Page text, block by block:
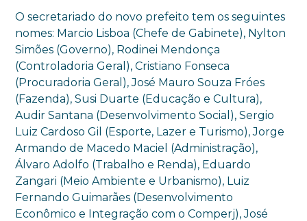
O secretariado do novo prefeito tem os seguintes
nomes: Marcio Lisboa (Chefe de Gabinete), Nylton
Simões (Governo), Rodinei Mendonça
(Controladoria Geral), Cristiano Fonseca
(Procuradoria Geral), José Mauro Souza Fróes
(Fazenda), Susi Duarte (Educação e Cultura),
Audir Santana (Desenvolvimento Social), Sergio
Luiz Cardoso Gil (Esporte, Lazer e Turismo), Jorge
Armando de Macedo Maciel (Administração),
Álvaro Adolfo (Trabalho e Renda), Eduardo
Zangari (Meio Ambiente e Urbanismo), Luiz
Fernando Guimarães (Desenvolvimento
Econômico e Integração com o Comperj), José